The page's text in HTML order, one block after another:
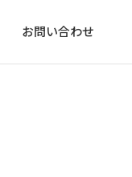
お問い合わせ